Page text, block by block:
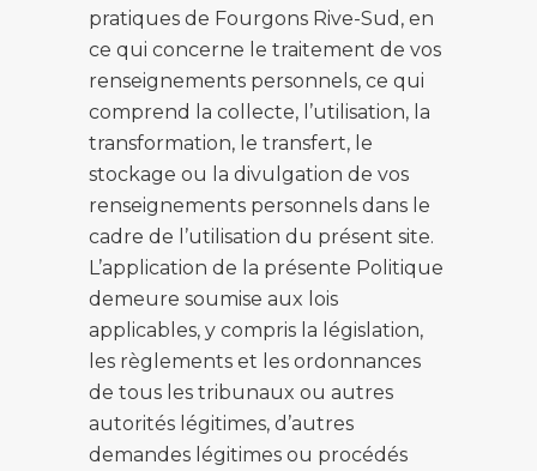
pratiques de Fourgons Rive-Sud, en
ce qui concerne le traitement de vos
renseignements personnels, ce qui
comprend la collecte, l’utilisation, la
transformation, le transfert, le
stockage ou la divulgation de vos
renseignements personnels dans le
cadre de l’utilisation du présent site.
L’application de la présente Politique
demeure soumise aux lois
applicables, y compris la législation,
les règlements et les ordonnances
de tous les tribunaux ou autres
autorités légitimes, d’autres
demandes légitimes ou procédés